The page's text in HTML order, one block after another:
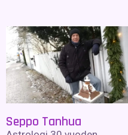
Seppo Tanhua